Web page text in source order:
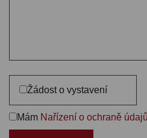
Žádost o vystavení
Mám Nařízení o ochraně údajů